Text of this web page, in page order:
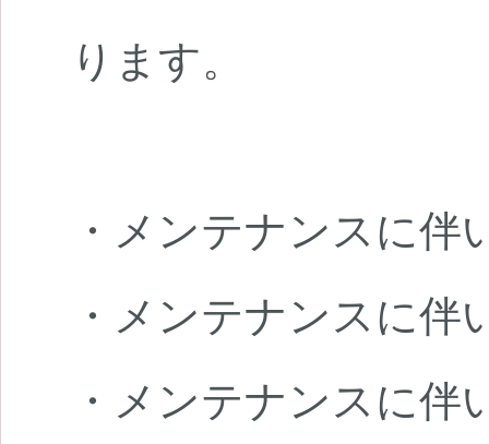
ります。
・メンテナンスに
・メンテナンスに
・メンテナンスに